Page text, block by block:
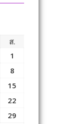
ส.
1
8
15
22
29